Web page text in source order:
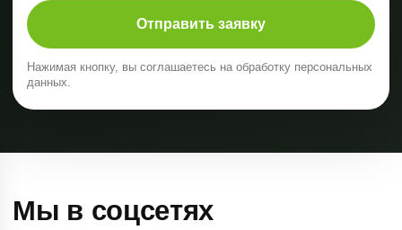
Отправить заявку
Нажимая кнопку, вы соглашаетесь на обработку персональных
данных.
Мы в соцсетях